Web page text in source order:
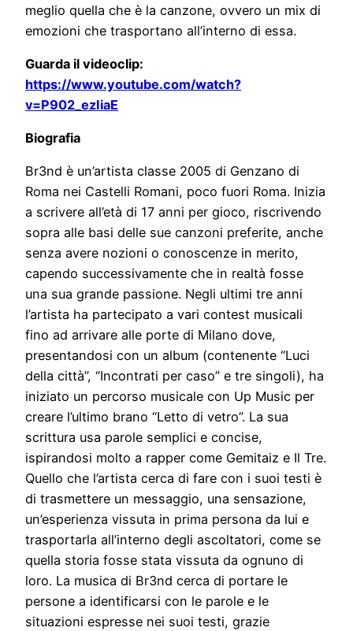
meglio quella che è la canzone, ovvero un mix di
emozioni che trasportano all’interno di essa.
Guarda il videoclip:
https://www.youtube.com/watch?
v=P902_ezIiaE
Biografia
Br3nd è un’artista classe 2005 di Genzano di
Roma nei Castelli Romani, poco fuori Roma. Inizia
a scrivere all’età di 17 anni per gioco, riscrivendo
sopra alle basi delle sue canzoni preferite, anche
senza avere nozioni o conoscenze in merito,
capendo successivamente che in realtà fosse
una sua grande passione. Negli ultimi tre anni
l’artista ha partecipato a vari contest musicali
fino ad arrivare alle porte di Milano dove,
presentandosi con un album (contenente “Luci
della città”, “Incontrati per caso” e tre singoli), ha
iniziato un percorso musicale con Up Music per
creare l’ultimo brano “Letto di vetro”. La sua
scrittura usa parole semplici e concise,
ispirandosi molto a rapper come Gemitaiz e Il Tre.
Quello che l’artista cerca di fare con i suoi testi è
di trasmettere un messaggio, una sensazione,
un’esperienza vissuta in prima persona da lui e
trasportarla all’interno degli ascoltatori, come se
quella storia fosse stata vissuta da ognuno di
loro. La musica di Br3nd cerca di portare le
persone a identificarsi con le parole e le
situazioni espresse nei suoi testi, grazie